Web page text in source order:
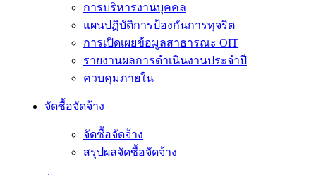
การบริหารงานบุคคล
แผนปฏิบัติการป้องกันการทุจริต
การเปิดเผยข้อมูลสาธารณะ OIT
รายงานผลการดำเนินงานประจำปี
ควบคุมภายใน
จัดซื้อจัดจ้าง
จัดซื้อจัดจ้าง
สรุปผลจัดซื้อจัดจ้าง